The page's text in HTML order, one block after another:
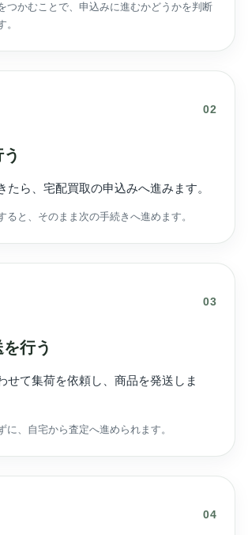
つかむことで、申込みに進むかどうかを判断
。
02
たら、宅配買取の申込みへ進みます。
ると、そのまま次の手続きへ進めます。
03
行う
せて集荷を依頼し、商品を発送しま
に、自宅から査定へ進められます。
04